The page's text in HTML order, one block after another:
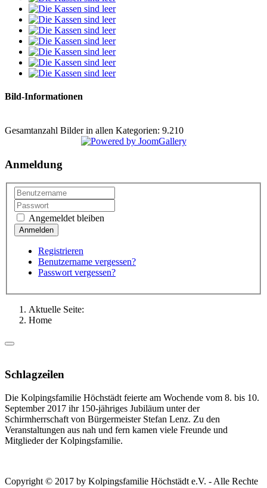
Bild-Informationen
Gesamtanzahl Bilder in allen Kategorien: 9.210
Anmeldung
Angemeldet bleiben
Registrieren
Benutzername vergessen?
Passwort vergessen?
Aktuelle Seite:
Home
Schlagzeilen
Die Kolpingsfamilie Höchstädt feierte am Wochende vom 8. bis 10.
September 2017 ihr 150-jähriges Jubiläum unter der
Schirmherrschaft von Bürgermeister Stefan Lenz. Zu den
Veranstaltungen aus nah und fern kamen viele Freunde und
Mitglieder der Kolpingsfamilie.
Copyright © 2017 by Kolpingsfamilie Höchstädt e.V. - Alle Rechte